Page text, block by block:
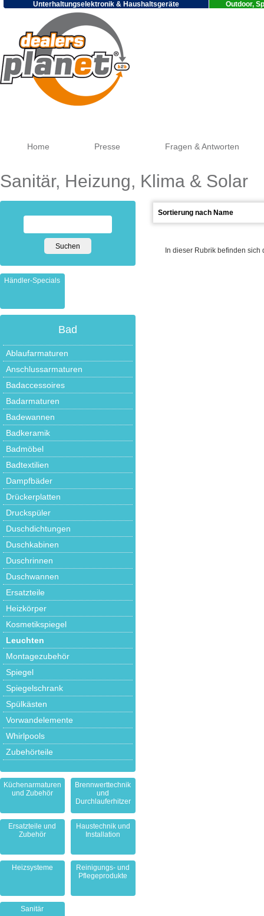
Unterhaltungselektronik & Haushaltsgeräte Outdoor,
Home Presse Fragen & Antworten
Sanitär, Heizung, Klima & Solar
In dieser Rubrik befinden
Händler-Specials
Bad
Ablaufarmaturen
Anschlussarmaturen
Badaccessoires
Badarmaturen
Badewannen
Badkeramik
Badmöbel
Badtextilien
Dampfbäder
Drückerplatten
Druckspüler
Duschdichtungen
Duschkabinen
Duschrinnen
Duschwannen
Ersatzteile
Heizkörper
Kosmetikspiegel
Leuchten
Montagezubehör
Spiegel
Spiegelschrank
Spülkästen
Vorwandelemente
Whirlpools
Zubehörteile
Küchenarmaturen
und Zubehör
Brennwerttechnik
und
Durchlauferhitzer
Ersatzteile und
Zubehör
Haustechnik und
Installation
Heizsysteme
Reinigungs- und
Pflegeprodukte
Sanitär